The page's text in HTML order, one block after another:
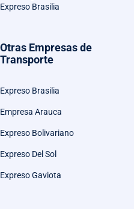
Expreso Brasilia
Otras Empresas de
Transporte
Expreso Brasilia
Empresa Arauca
Expreso Bolivariano
Expreso Del Sol
Expreso Gaviota